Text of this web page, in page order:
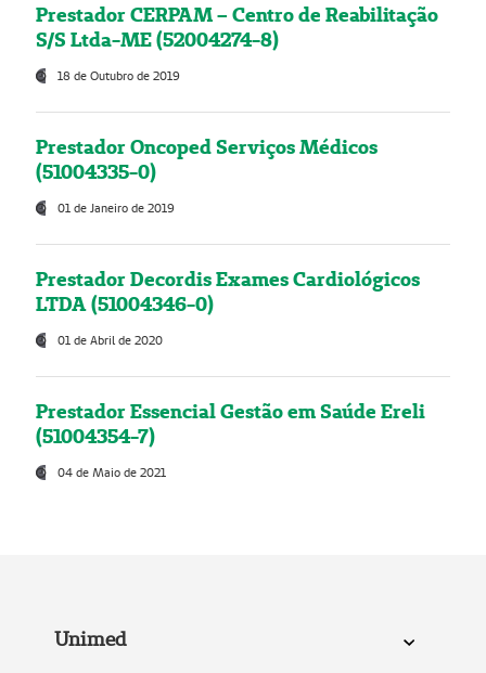
Prestador CERPAM – Centro de Reabilitação
S/S Ltda-ME (52004274-8)
18 de Outubro de 2019
Prestador Oncoped Serviços Médicos
(51004335-0)
01 de Janeiro de 2019
Prestador Decordis Exames Cardiológicos
LTDA (51004346-0)
01 de Abril de 2020
Prestador Essencial Gestão em Saúde Ereli
(51004354-7)
04 de Maio de 2021
Unimed